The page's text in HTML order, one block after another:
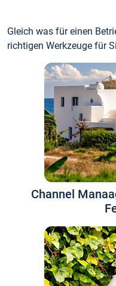
Gleich was für einen
richtigen Werkzeuge für
Channel